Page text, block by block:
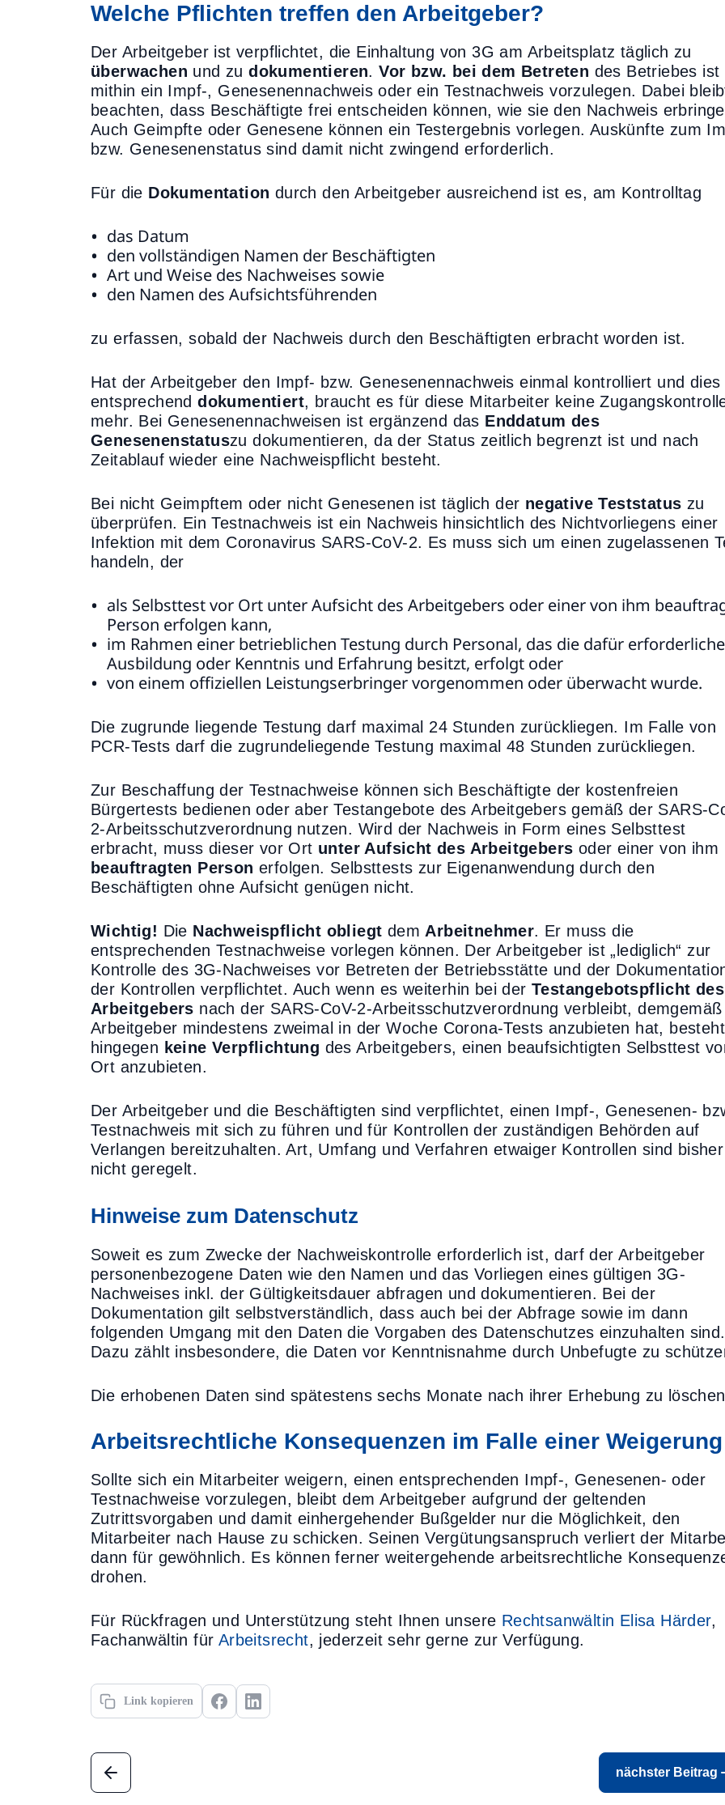
Welche Pflichten treffen den Arbeitgeber?
Der Arbeitgeber ist verpflichtet, die Einhaltung von 3G am Arbeitsplatz täglich zu
überwachen und zudokumentieren.Vor bzw. bei dem Betreten des Betriebes ist
mithin ein Impf-, Genesenennachweis oder ein Testnachweis vorzulegen. Dabei
beachten, dass Beschäftigte frei entscheiden können, wie sie den Nachweis
Auch Geimpfte oder Genesene können ein Testergebnis vorlegen. Auskünfte zum
bzw. Genesenenstatus sind damit nicht zwingend erforderlich.
Für die Dokumentation durch den Arbeitgeber ausreichend ist es, am Kontrolltag
das Datum
den vollständigen Namen der Beschäftigten
Art und Weise des Nachweises sowie
den Namen des Aufsichtsführenden
zu erfassen, sobald der Nachweis durch den Beschäftigten erbracht worden ist.
Hat der Arbeitgeber den Impf- bzw. Genesenennachweis einmal kontrolliert und dies
entsprechenddokumentiert, braucht es für diese Mitarbeiter keine
mehr. Bei Genesenennachweisen ist ergänzend das Enddatum des
Genesenenstatuszu dokumentieren, da der Status zeitlich begrenzt ist und nach
Zeitablauf wieder eine Nachweispflicht besteht.
Bei nicht Geimpftem oder nicht Genesenen ist täglich der negative Teststatus zu
überprüfen. Ein Testnachweis ist ein Nachweis hinsichtlich des Nichtvorliegens einer
Infektion mit dem Coronavirus SARS-CoV-2. Es muss sich um einen zugelassenen
handeln, der
als Selbsttest vor Ort unter Aufsicht des Arbeitgebers oder einer von ihm
Person erfolgen kann,
im Rahmen einer betrieblichen Testung durch Personal, das die dafür erforderliche
Ausbildung oder Kenntnis und Erfahrung besitzt, erfolgt oder
von einem offiziellen Leistungserbringer vorgenommen oder überwacht wurde.
Die zugrunde liegende Testung darf maximal 24 Stunden zurückliegen. Im Falle von
PCR-Tests darf die zugrundeliegende Testung maximal 48 Stunden zurückliegen.
Zur Beschaffung der Testnachweise können sich Beschäftigte der kostenfreien
Bürgertests bedienen oder aber Testangebote des Arbeitgebers gemäß der SARS-
2-Arbeitsschutzverordnung nutzen. Wird der Nachweis in Form eines Selbsttest
erbracht, muss dieser vor Ort unter Aufsicht des Arbeitgebers oder einer von ihm
beauftragten Person erfolgen. Selbsttests zur Eigenanwendung durch den
Beschäftigten ohne Aufsicht genügen nicht.
Wichtig! Die Nachweispflicht obliegt dem Arbeitnehmer. Er muss die
entsprechenden Testnachweise vorlegen können. Der Arbeitgeber ist „lediglich“ zur
Kontrolle des 3G-Nachweises vor Betreten der Betriebsstätte und der
der Kontrollen verpflichtet. Auch wenn es weiterhin bei der Testangebotspflicht des
Arbeitgebers nach der SARS-CoV-2-Arbeitsschutzverordnung verbleibt,
Arbeitgeber mindestens zweimal in der Woche Corona-Tests anzubieten hat, besteht
hingegen keine Verpflichtung des Arbeitgebers, einen beaufsichtigten Selbsttest
Ort anzubieten.
Der Arbeitgeber und die Beschäftigten sind verpflichtet, einen Impf-, Genesenen-
Testnachweis mit sich zu führen und für Kontrollen der zuständigen Behörden auf
Verlangen bereitzuhalten. Art, Umfang und Verfahren etwaiger Kontrollen sind bisher
nicht geregelt.
Hinweise zum Datenschutz
Soweit es zum Zwecke der Nachweiskontrolle erforderlich ist, darf der Arbeitgeber
personenbezogene Daten wie den Namen und das Vorliegen eines gültigen 3G-
Nachweises inkl. der Gültigkeitsdauer abfragen und dokumentieren. Bei der
Dokumentation gilt selbstverständlich, dass auch bei der Abfrage sowie im dann
folgenden Umgang mit den Daten die Vorgaben des Datenschutzes einzuhalten sind.
Dazu zählt insbesondere, die Daten vor Kenntnisnahme durch Unbefugte zu
Die erhobenen Daten sind spätestens sechs Monate nach ihrer Erhebung zu
Arbeitsrechtliche Konsequenzen im Falle einer Weigerung
Sollte sich ein Mitarbeiter weigern, einen entsprechenden Impf-, Genesenen- oder
Testnachweise vorzulegen, bleibt dem Arbeitgeber aufgrund der geltenden
Zutrittsvorgaben und damit einhergehender Bußgelder nur die Möglichkeit, den
Mitarbeiter nach Hause zu schicken. Seinen Vergütungsanspruch verliert der
dann für gewöhnlich. Es können ferner weitergehende arbeitsrechtliche
drohen.
Für Rückfragen und Unterstützung steht Ihnen unsere Rechtsanwältin Elisa Härder,
Fachanwältin für Arbeitsrecht, jederzeit sehr gerne zur Verfügung.
Link kopieren
nächster Beitrag